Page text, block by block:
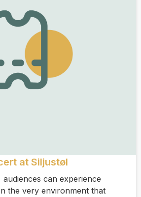
at Siljustøl
can experience
the very environment that